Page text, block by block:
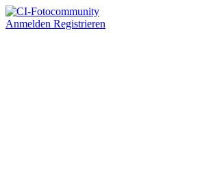
Anmelden Registrieren